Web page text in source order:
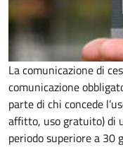
La comunicazione di
comunicazione
parte di chi concede
affitto, uso gratuito) di
periodo superiore a 30